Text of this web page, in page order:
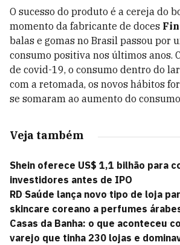
O sucesso do produto é a cereja do
momento da fabricante de doces
balas e gomas no Brasil passou por
consumo positiva nos últimos anos.
de covid-19, o consumo dentro do
com a retomada, os novos hábitos
se somaram ao aumento do
Veja também
Shein oferece US$ 1,1 bilhão para
investidores antes de IPO
RD Saúde lança novo tipo de loja
skincare coreano a perfumes
Casas da Banha: o que aconteceu
varejo que tinha 230 lojas e